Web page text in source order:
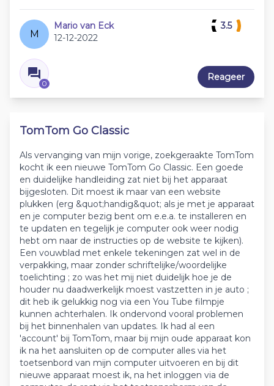
M
Mario van Eck
12-12-2022
0
3.5
Reageer
TomTom Go Classic
Als vervanging van mijn vorige, zoekgeraakte TomTom
kocht ik een nieuwe TomTom Go Classic. Een goede
en duidelijke handleiding zat niet bij het apparaat
bijgesloten. Dit moest ik maar van een website
plukken (erg &quot;handig&quot; als je met je apparaat
en je computer bezig bent om e.e.a. te installeren en
te updaten en tegelijk je computer ook weer nodig
hebt om naar de instructies op de website te kijken).
Een vouwblad met enkele tekeningen zat wel in de
verpakking, maar zonder schriftelijke/woordelijke
toelichting ; zo was het mij niet duidelijk hoe je de
houder nu daadwerkelijk moest vastzetten in je auto ;
dit heb ik gelukkig nog via een You Tube filmpje
kunnen achterhalen. Ik ondervond vooral problemen
bij het binnenhalen van updates. Ik had al een
'account' bij TomTom, maar bij mijn oude apparaat kon
ik na het aansluiten op de computer alles via het
toetsenbord van mijn computer uitvoeren en bij dit
nieuwe apparaat moest ik, na het inloggen via de